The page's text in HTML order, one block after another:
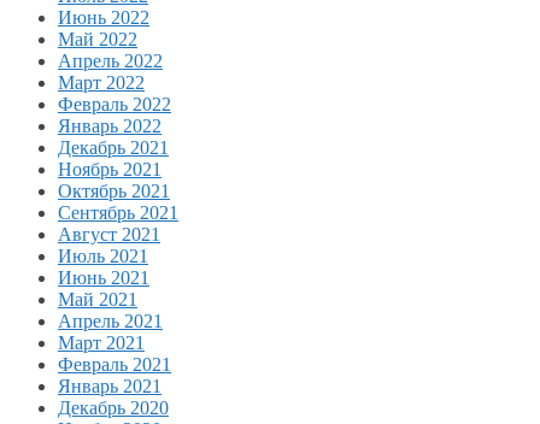
Июнь 2022
Май 2022
Апрель 2022
Март 2022
Февраль 2022
Январь 2022
Декабрь 2021
Ноябрь 2021
Октябрь 2021
Сентябрь 2021
Август 2021
Июль 2021
Июнь 2021
Май 2021
Апрель 2021
Март 2021
Февраль 2021
Январь 2021
Декабрь 2020